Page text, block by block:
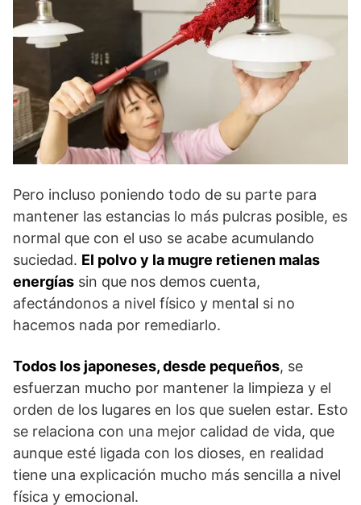
Pero incluso poniendo todo de su parte para
mantener las estancias lo más pulcras posible, es
normal que con el uso se acabe acumulando
suciedad. El polvo y la mugre retienen malas
energías sin que nos demos cuenta,
afectándonos a nivel físico y mental si no
hacemos nada por remediarlo.
Todos los japoneses, desde pequeños, se
esfuerzan mucho por mantener la limpieza y el
orden de los lugares en los que suelen estar. Esto
se relaciona con una mejor calidad de vida, que
aunque esté ligada con los dioses, en realidad
tiene una explicación mucho más sencilla a nivel
física y emocional.